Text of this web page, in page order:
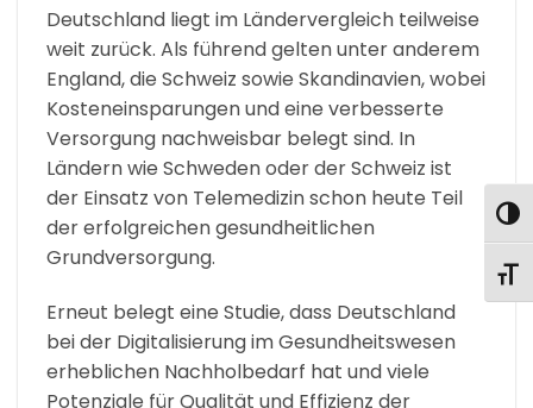
Deutschland liegt im Ländervergleich teilweise
weit zurück. Als führend gelten unter anderem
England, die Schweiz sowie Skandinavien, wobei
Kosteneinsparungen und eine verbesserte
Versorgung nachweisbar belegt sind. In
Ländern wie Schweden oder der Schweiz ist
der Einsatz von Telemedizin schon heute Teil
der erfolgreichen gesundheitlichen
Grundversorgung.
Erneut belegt eine Studie, dass Deutschland
bei der Digitalisierung im Gesundheitswesen
erheblichen Nachholbedarf hat und viele
Potenziale für Qualität und Effizienz der